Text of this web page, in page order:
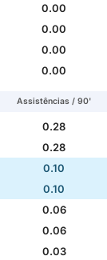
0.00
0.00
0.00
0.00
Assistências / 90'
0.28
0.28
0.10
0.10
0.06
0.06
0.03